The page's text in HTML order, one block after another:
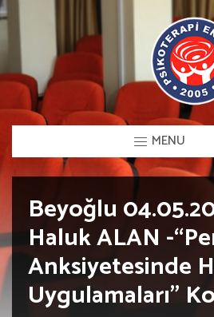
MENU
Beyoğlu
Haluk ALAN -
Anksiyetesinde
Uygulamaları”